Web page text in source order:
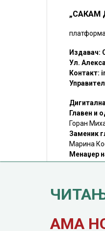
„САКАМ
Ул.
Контакт:
Главен и
Горан
Заменик
Марина
Менаџер
Мирослав
©SDK.MK
Преземањето
АМА